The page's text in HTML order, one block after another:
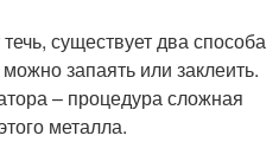
существует два способа
запаять или заклеить.
– процедура сложная
металла.